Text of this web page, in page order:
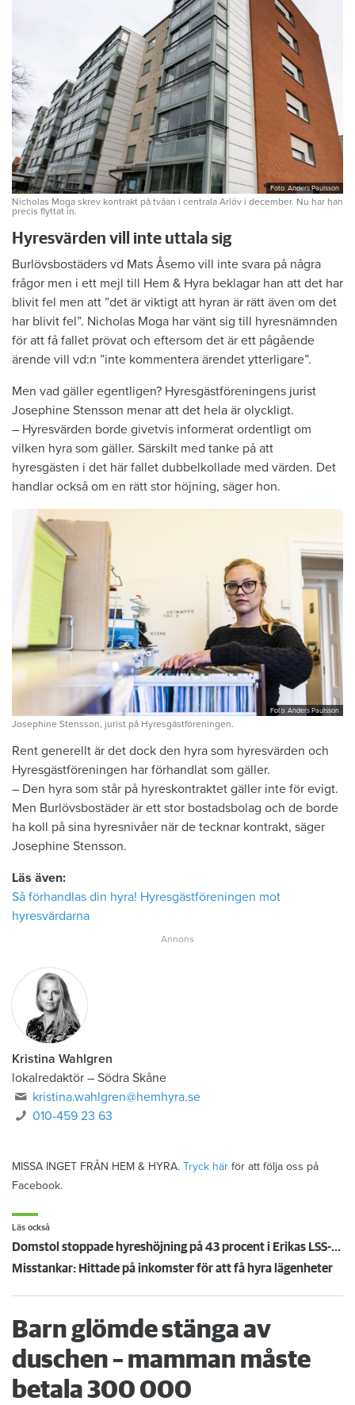
Foto: Anders Paulsson
Nicholas Moga skrev kontrakt på tvåan i centrala Arlöv i december. Nu har han
precis flyttat in.
Hyresvärden vill inte uttala sig
Burlövsbostäders vd Mats Åsemo vill inte svara på några
frågor men i ett mejl till Hem & Hyra beklagar han att det har
blivit fel men att ”det är viktigt att hyran är rätt även om det
har blivit fel”. Nicholas Moga har vänt sig till hyresnämnden
för att få fallet prövat och eftersom det är ett pågående
ärende vill vd:n ”inte kommentera ärendet ytterligare”.
Men vad gäller egentligen? Hyresgästföreningens jurist
Josephine Stensson menar att det hela är olyckligt.
– Hyresvärden borde givetvis informerat ordentligt om
vilken hyra som gäller. Särskilt med tanke på att
hyresgästen i det här fallet dubbelkollade med värden. Det
handlar också om en rätt stor höjning, säger hon.
Foto: Anders Paulsson
Josephine Stensson, jurist på Hyresgästföreningen.
Rent generellt är det dock den hyra som hyresvärden och
Hyresgästföreningen har förhandlat som gäller.
– Den hyra som står på hyreskontraktet gäller inte för evigt.
Men Burlövsbostäder är ett stor bostadsbolag och de borde
ha koll på sina hyresnivåer när de tecknar kontrakt, säger
Josephine Stensson.
Läs även:
Så förhandlas din hyra! Hyresgästföreningen mot
hyresvärdarna
Kristina Wahlgren
lokalredaktör – Södra Skåne
kristina.wahlgren@hemhyra.se
010-459 23 63
MISSA INGET FRÅN HEM & HYRA. Tryck här för att följa oss på
Facebook.
Läs också
Domstol stoppade hyreshöjning på 43 procent i Erikas LSS-lägenhet – mamma Lena: ”Äntligen!”
Misstankar: Hittade på inkomster för att få hyra lägenheter
Barn glömde stänga av
duschen – mamman måste
betala 300 000